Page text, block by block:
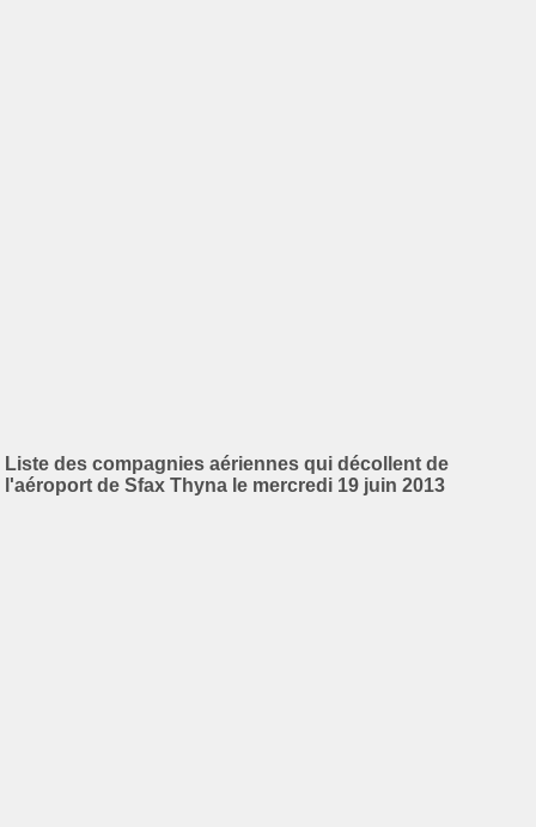
Liste des compagnies aériennes qui décollent de
l'aéroport de Sfax Thyna le mercredi 19 juin 2013